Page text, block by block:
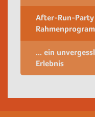
After-Run-
... ein
Erlebnis